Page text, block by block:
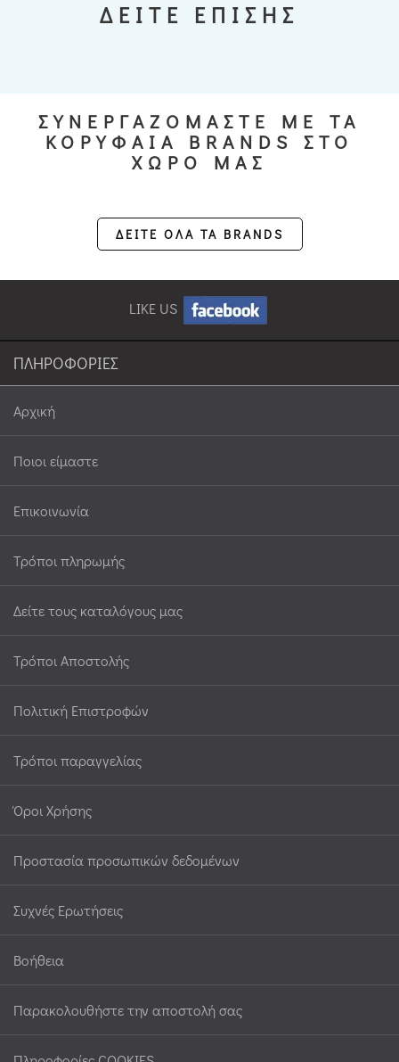
ΔΕΙΤΕ ΕΠΙΣΗΣ
ΣΥΝΕΡΓΑΖΟΜΑΣΤΕ ΜΕ ΤΑ
ΚΟΡΥΦΑΙΑ BRANDS ΣΤΟ
ΧΩΡΟ ΜΑΣ
ΔΕΙΤΕ ΟΛΑ ΤΑ BRANDS
LIKE US
ΠΛΗΡΟΦΟΡΙΕΣ
Αρχική
Ποιοι είμαστε
Επικοινωνία
Τρόποι πληρωμής
Δείτε τους καταλόγους μας
Τρόποι Αποστολής
Πολιτική Επιστροφών
Τρόποι παραγγελίας
Όροι Χρήσης
Προστασία προσωπικών δεδομένων
Συχνές Ερωτήσεις
Βοήθεια
Παρακολουθήστε την αποστολή σας